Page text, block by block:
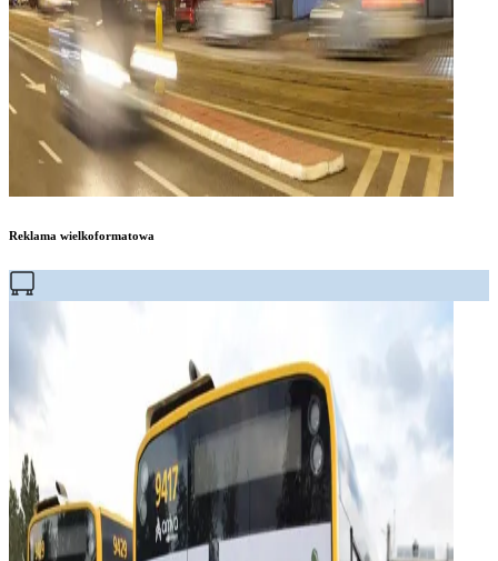
Reklama wielkoformatowa